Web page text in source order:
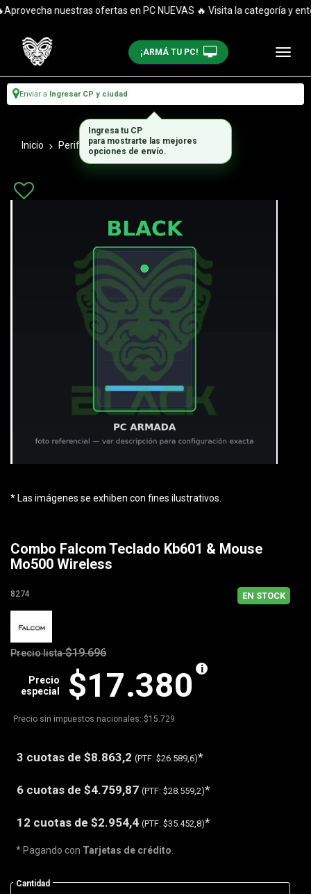
nuestras ofertas en PC NUEVAS 🔥 Visita la categoría y
¡ARMÁ TU PC!
Enviar a Ingresar CP y ciudad
Inicio Perifericos Teclados
* Las imágenes se exhiben con fines ilustrativos.
Combo Falcom Teclado Kb601 & Mouse
Mo500 Wireless
8274 EN STOCK
Precio lista $19.696
$17.380
Precio
especial
Precio sin impuestos nacionales: $15.729
3 cuotas de $8.863,2 (PTF: $26.589,6)*
6 cuotas de $4.759,87 (PTF: $28.559,2)*
12 cuotas de $2.954,4 (PTF: $35.452,8)*
* Pagando con Tarjetas de crédito
Cantidad
Ingresa tu CP
para mostrarte las mejores
opciones de envío.